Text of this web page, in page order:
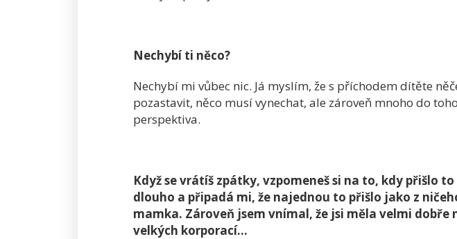
Nechybí ti něco?
Nechybí mi vůbec nic. Já myslím, že s příchodem dítěte
pozastavit, něco musí vynechat, ale zároveň mnoho do
perspektiva.
Když se vrátíš zpátky, vzpomeneš si na to, kdy přišlo
dlouho a připadá mi, že najednou to přišlo jako z
mamka. Zároveň jsem vnímal, že jsi měla velmi
velkých korporací…